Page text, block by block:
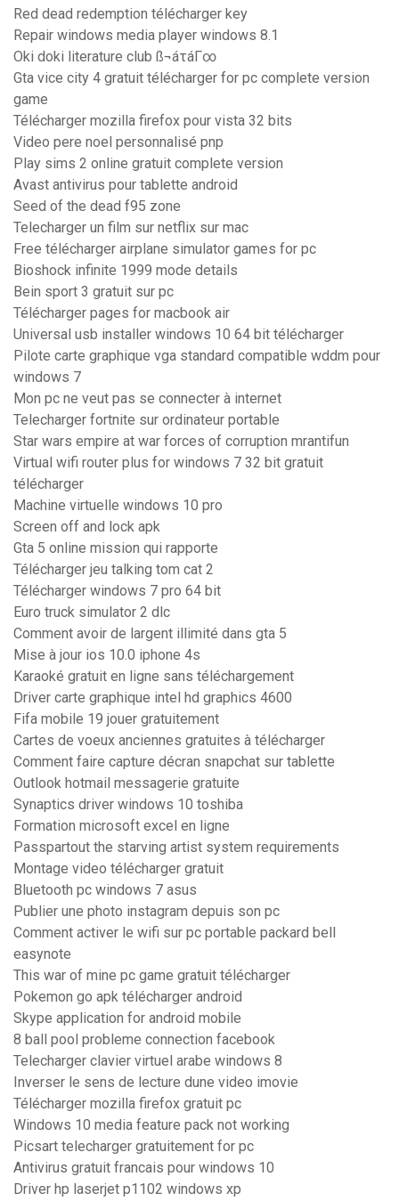
Red dead redemption télécharger key
Repair windows media player windows 8.1
Oki doki literature club ß¬áτáΓ∞
Gta vice city 4 gratuit télécharger for pc complete version
game
Télécharger mozilla firefox pour vista 32 bits
Video pere noel personnalisé pnp
Play sims 2 online gratuit complete version
Avast antivirus pour tablette android
Seed of the dead f95 zone
Telecharger un film sur netflix sur mac
Free télécharger airplane simulator games for pc
Bioshock infinite 1999 mode details
Bein sport 3 gratuit sur pc
Télécharger pages for macbook air
Universal usb installer windows 10 64 bit télécharger
Pilote carte graphique vga standard compatible wddm pour
windows 7
Mon pc ne veut pas se connecter à internet
Telecharger fortnite sur ordinateur portable
Star wars empire at war forces of corruption mrantifun
Virtual wifi router plus for windows 7 32 bit gratuit
télécharger
Machine virtuelle windows 10 pro
Screen off and lock apk
Gta 5 online mission qui rapporte
Télécharger jeu talking tom cat 2
Télécharger windows 7 pro 64 bit
Euro truck simulator 2 dlc
Comment avoir de largent illimité dans gta 5
Mise à jour ios 10.0 iphone 4s
Karaoké gratuit en ligne sans téléchargement
Driver carte graphique intel hd graphics 4600
Fifa mobile 19 jouer gratuitement
Cartes de voeux anciennes gratuites à télécharger
Comment faire capture décran snapchat sur tablette
Outlook hotmail messagerie gratuite
Synaptics driver windows 10 toshiba
Formation microsoft excel en ligne
Passpartout the starving artist system requirements
Montage video télécharger gratuit
Bluetooth pc windows 7 asus
Publier une photo instagram depuis son pc
Comment activer le wifi sur pc portable packard bell
easynote
This war of mine pc game gratuit télécharger
Pokemon go apk télécharger android
Skype application for android mobile
8 ball pool probleme connection facebook
Telecharger clavier virtuel arabe windows 8
Inverser le sens de lecture dune video imovie
Télécharger mozilla firefox gratuit pc
Windows 10 media feature pack not working
Picsart telecharger gratuitement for pc
Antivirus gratuit francais pour windows 10
Driver hp laserjet p1102 windows xp